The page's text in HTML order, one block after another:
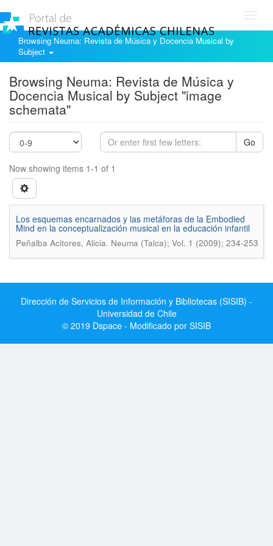
Browsing Neuma: Revista de Música y Docencia Musical by
Subject
Browsing Neuma: Revista de Música y
Docencia Musical by Subject "image
schemata"
Go
Now showing items 1-1 of 1
Los esquemas encarnados y las metáforas de la Embodied
Mind en la conceptualización musical en la educación infantil
Peñalba Acitores, Alicia. Neuma (Talca); Vol. 1 (2009); 234-253
Dirección de Servicios de Información y Bibliotecas (SISIB) -
Universidad de Chile
© 2019 Dspace - Modificado por SISIB